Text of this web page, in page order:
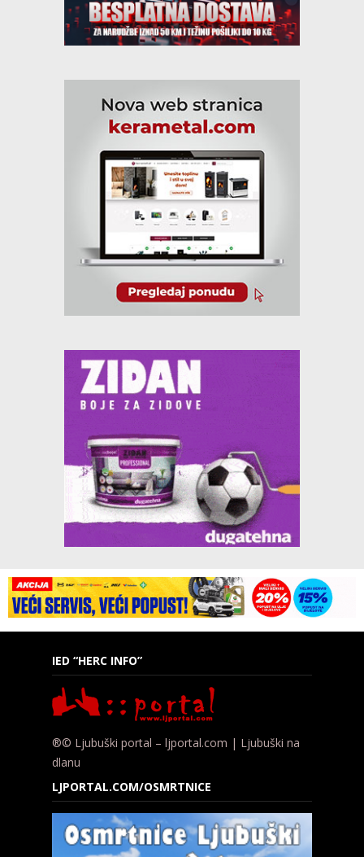
IED “HERC INFO”
®© Ljubuški portal – ljportal.com | Ljubuški na
dlanu
LJPORTAL.COM/OSMRTNICE